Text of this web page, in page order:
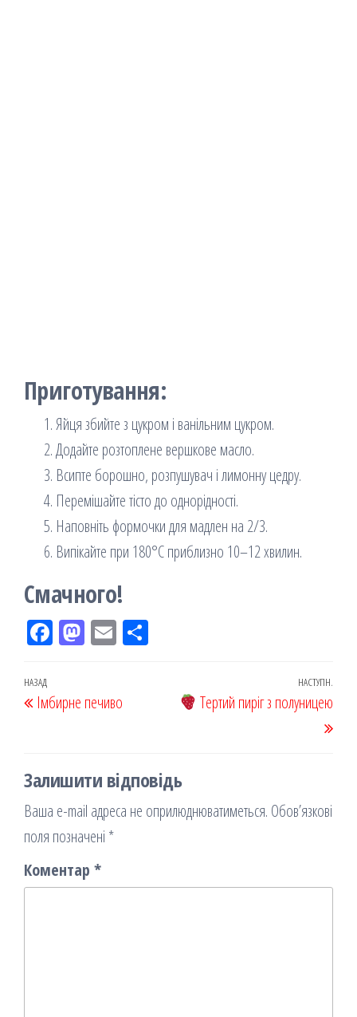
Приготування:
Яйця збийте з цукром і ванільним цукром.
Додайте розтоплене вершкове масло.
Всипте борошно, розпушувач і лимонну цедру.
Перемішайте тісто до однорідності.
Наповніть формочки для мадлен на 2/3.
Випікайте при 180°C приблизно 10–12 хвилин.
Смачного!
Fac
k
M
on
Em
Навігація
записів
Попередній
запис
НАЗАД
Імбирне печиво
НАСТУПН.
Тертий пиріг з полуницею
Залишити відповідь
Ваша e-mail адреса не оприлюднюватиметься. Обов’язкові
поля позначені *
Коментар *